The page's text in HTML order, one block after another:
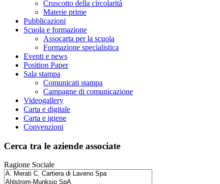
Cruscotto della circolarità
Materie prime
Pubblicazioni
Scuola e formazione
Assocarta per la scuola
Formazione specialistica
Eventi e news
Position Paper
Sala stampa
Comunicati stampa
Campagne di comunicazione
Videogallery
Carta e digitale
Carta e igiene
Convenzioni
Cerca tra le aziende associate
Ragione Sociale